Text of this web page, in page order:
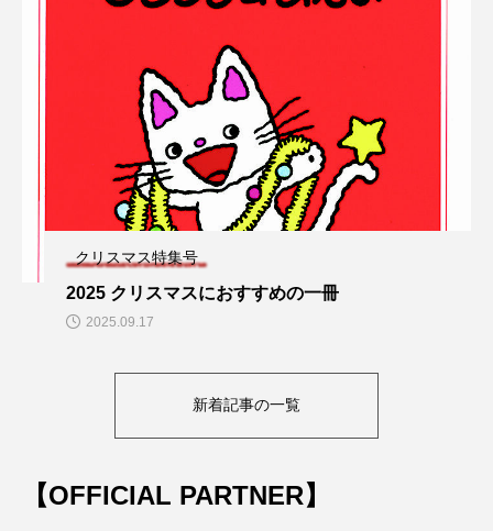
クリスマス特集号
2025 クリスマスにおすすめの一冊
2025.09.17
新着記事の一覧
【OFFICIAL PARTNER】